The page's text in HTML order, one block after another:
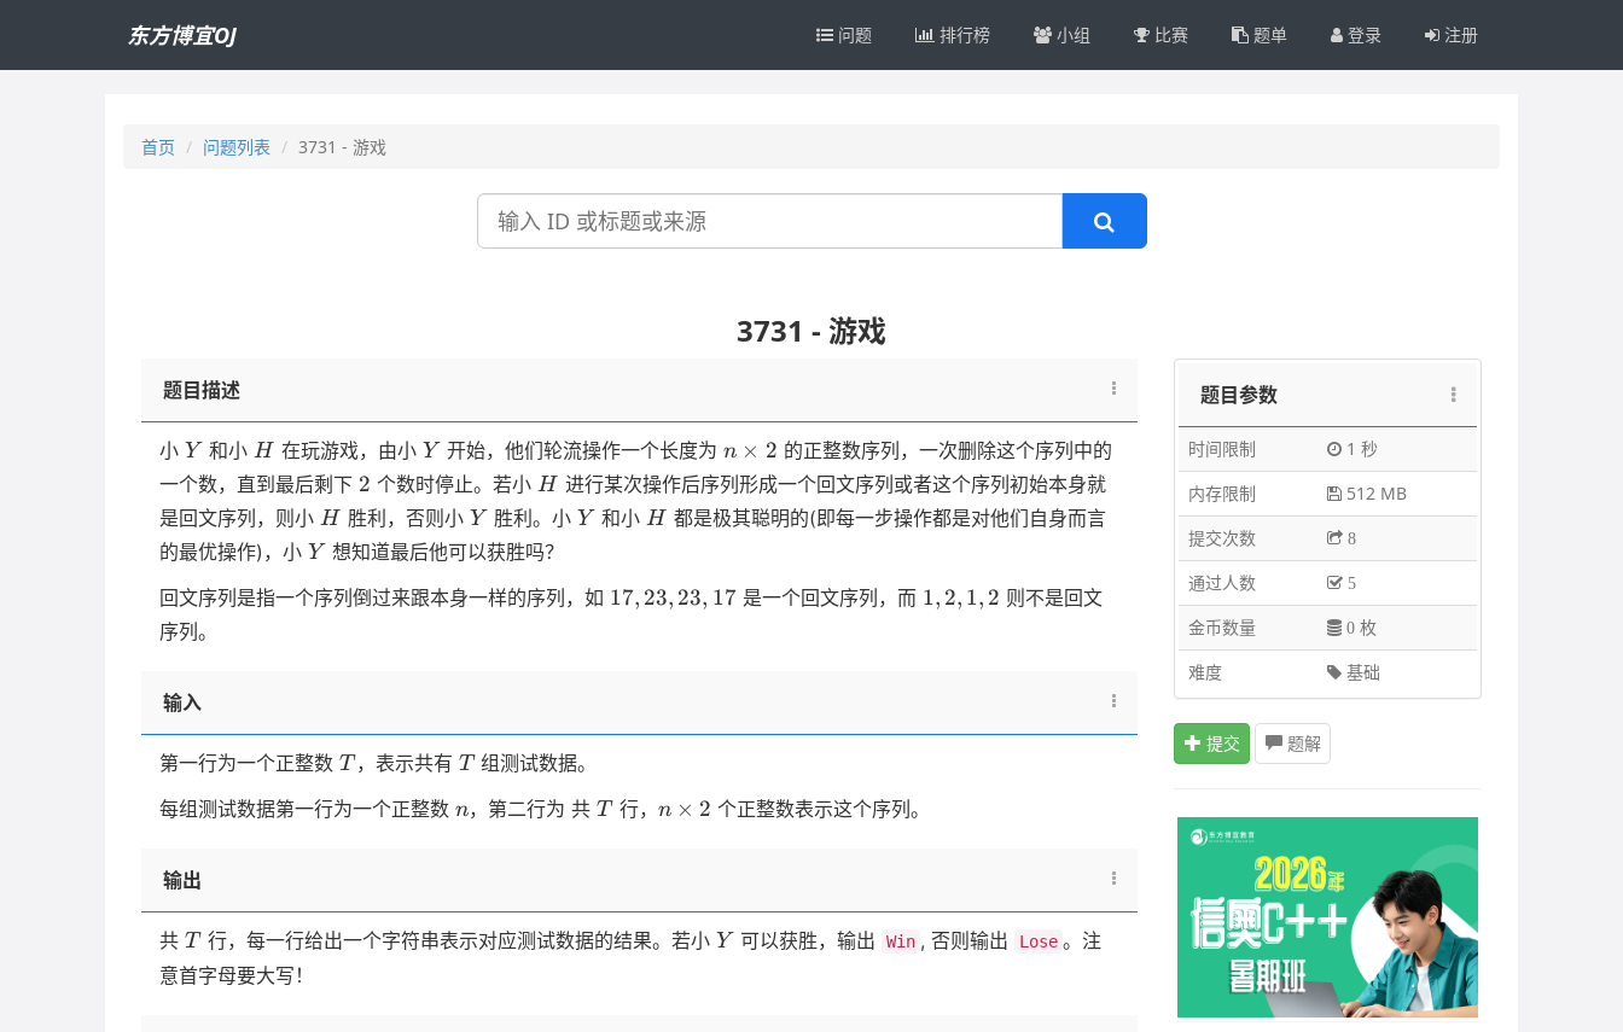
东方博宜OJ 问题 排行榜 小组 比赛 题单 登录 注册
首页 问题列表 3731 - 游戏
搜
3731 - 游戏
题目描述
小 Y
Y 和小H
H 在玩游戏，由小 Y
Y 开始，他们轮流操作一个长度为n
\times
2
n × 2 的正整数序列，一次删除这个序列中的
一个数，直到最后剩下 2
2 个数时停止。若小 H
H 进行某次操作后序列形成一个回文序列或者这个序列初始本身就
是回文序列，则小 H
H 胜利，否则小 Y
Y 胜利。小 Y
Y 和小H
H 都是极其聪明的(即每一步操作都是对他们自身而言
的最优操作)，小 Y
Y 想知道最后他可以获胜吗？
回文序列是指一个序列倒过来跟本身一样的序列，如 17,23,23,17
17, 23, 23, 17是一个回文序列，而 1,2,1,2
1, 2, 1, 2 则不是回文
序列。
输入
第一行为一个正整数 T
T ，表示共有 T
T 组测试数据。
每组测试数据第一行为一个正整数 n
n，第二行为 共 T
T 行， n
n × 2 个正整数表示这个序列。
输出
共 T
T 行，每一行给出一个字符串表示对应测试数据的结果。若小 Y
Y 可以获胜，输出 Win , 否则输出 Lose 。注
意首字母要大写！
题目参数
时间限制
1 秒
内存限制
512 MB
提交次数
8
通过人数 5
金币数量 0 枚
难度 基础
提交 题解